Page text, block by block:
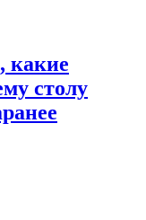
какие
столу